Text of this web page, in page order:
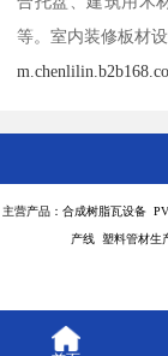
等。室内装修板材
主营产品：合成树脂瓦设备
产线 塑料管材生